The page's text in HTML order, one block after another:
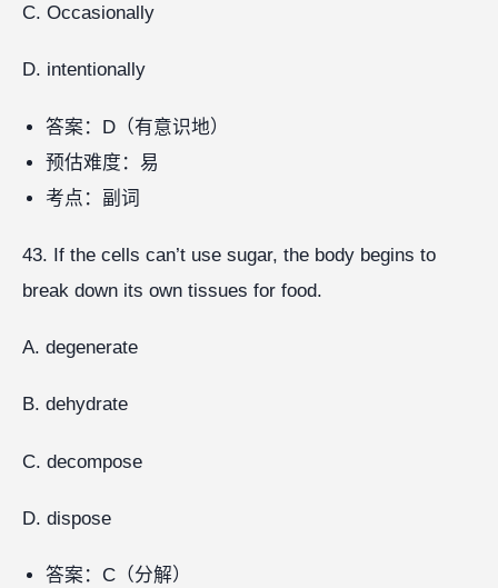
C. Occasionally
D. intentionally
答案：D（有意识地）
预估难度：易
考点：副词
43. If the cells can’t use sugar, the body begins to
break down its own tissues for food.
A. degenerate
B. dehydrate
C. decompose
D. dispose
答案：C（分解）